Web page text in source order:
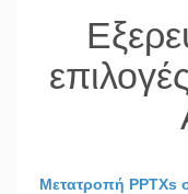
Μετατροπή PPTXs